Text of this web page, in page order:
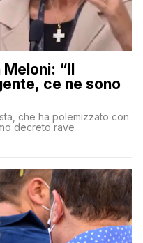
Meloni: “Il
ce ne sono
che ha polemizzato con
decreto rave